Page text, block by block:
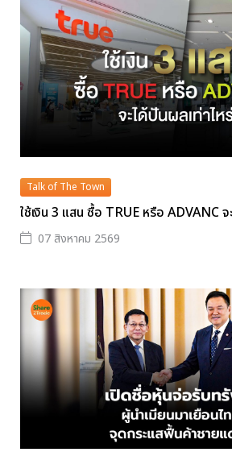
Talk of The Town
ใช้เงิน 3 แสน ซื้อ TRUE หรือ ADVANC จ
07 สิงหาคม 2569